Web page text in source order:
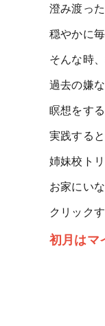
澄み渡っ
穏やかに
そんな時
過去の嫌
瞑想をす
実践する
姉妹校ト
お家にい
クリック
初月はマ